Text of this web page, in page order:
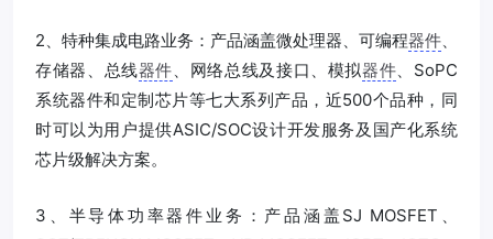
2、特种集成电路业务：产品涵盖微处理器、可编程器件
存储器、总线器件 、网络总线及接口、模拟器件 、SoPC
系统器件和定制芯片等七大系列产品，近500个品种，同
时可以为用户提供ASIC/SOC设计开发服务及国产化系统
芯片级解决方案。
3、半导体功率器件业务：产品涵盖SJ MOSFET、